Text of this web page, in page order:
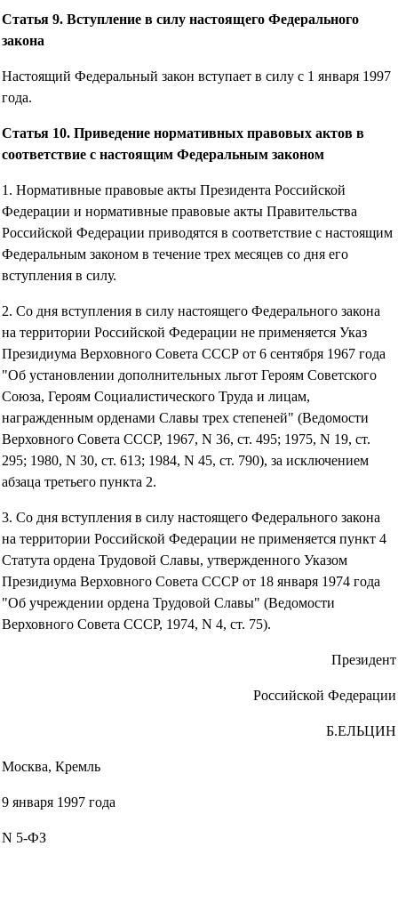
Статья 9. Вступление в силу настоящего Федерального
закона
Настоящий Федеральный закон вступает в силу с 1 января 1997
года.
Статья 10. Приведение нормативных правовых актов в
соответствие с настоящим Федеральным законом
1. Нормативные правовые акты Президента Российской
Федерации и нормативные правовые акты Правительства
Российской Федерации приводятся в соответствие с настоящим
Федеральным законом в течение трех месяцев со дня его
вступления в силу.
2. Со дня вступления в силу настоящего Федерального закона
на территории Российской Федерации не применяется Указ
Президиума Верховного Совета СССР от 6 сентября 1967 года
"Об установлении дополнительных льгот Героям Советского
Союза, Героям Социалистического Труда и лицам,
награжденным орденами Славы трех степеней" (Ведомости
Верховного Совета СССР, 1967, N 36, ст. 495; 1975, N 19, ст.
295; 1980, N 30, ст. 613; 1984, N 45, ст. 790), за исключением
абзаца третьего пункта 2.
3. Со дня вступления в силу настоящего Федерального закона
на территории Российской Федерации не применяется пункт 4
Статута ордена Трудовой Славы, утвержденного Указом
Президиума Верховного Совета СССР от 18 января 1974 года
"Об учреждении ордена Трудовой Славы" (Ведомости
Верховного Совета СССР, 1974, N 4, ст. 75).
Президент
Российской Федерации
Б.ЕЛЬЦИН
Москва, Кремль
9 января 1997 года
N 5-ФЗ